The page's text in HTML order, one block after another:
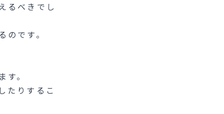
るべきでし
です。
。
たりするこ